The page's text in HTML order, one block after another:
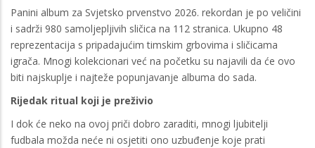
Panini album za Svjetsko prvenstvo 2026. rekordan je po veličini
i sadrži 980 samoljepljivih sličica na 112 stranica. Ukupno 48
reprezentacija s pripadajućim timskim grbovima i sličicama
igrača. Mnogi kolekcionari već na početku su najavili da će ovo
biti najskuplje i najteže popunjavanje albuma do sada.
Rijedak ritual koji je preživio
I dok će neko na ovoj priči dobro zaraditi, mnogi ljubitelji
fudbala možda neće ni osjetiti ono uzbuđenje koje prati